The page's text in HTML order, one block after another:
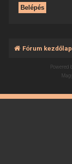
Fórum kezdőlap
Powered